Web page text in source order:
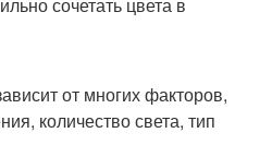
сочетать цвета в
от многих факторов,
количество света, тип